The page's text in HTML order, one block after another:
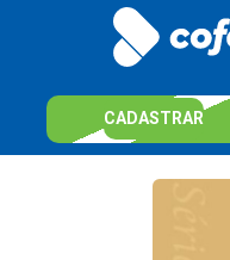
CADASTRAR